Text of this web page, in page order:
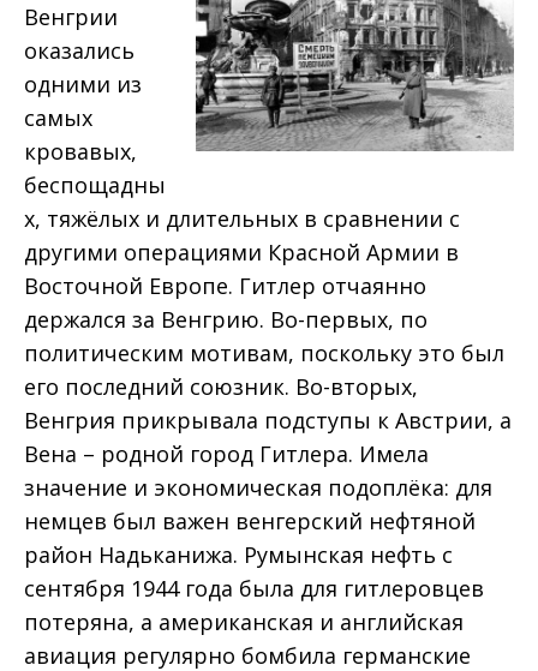
Венгрии
оказались
одними из
самых
кровавых,
беспощадны
х, тяжёлых и длительных в сравнении с
другими операциями Красной Армии в
Восточной Европе. Гитлер отчаянно
держался за Венгрию. Во-первых, по
политическим мотивам, поскольку это был
его последний союзник. Во-вторых,
Венгрия прикрывала подступы к Австрии, а
Вена – родной город Гитлера. Имела
значение и экономическая подоплёка: для
немцев был важен венгерский нефтяной
район Надьканижа. Румынская нефть с
сентября 1944 года была для гитлеровцев
потеряна, а американская и английская
авиация регулярно бомбила германские